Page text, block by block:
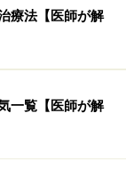
体」を作りま
する抗体がで
。血液や尿から
査です。ピロリ
療法【医師が解
一覧【医師が解